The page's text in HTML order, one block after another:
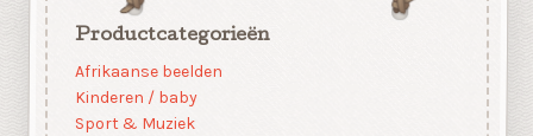
Productcategorieën
Afrikaanse beelden
Kinderen / baby
Sport & Muziek